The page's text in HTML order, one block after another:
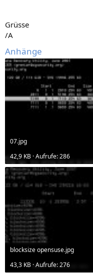
Grüsse
/A
Anhänge
07.jpg
42,9 KB · Aufrufe: 286
blocksize opensuse.jpg
43,3 KB · Aufrufe: 276